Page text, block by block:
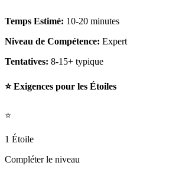
Temps Estimé: 10-20 minutes
Niveau de Compétence: Expert
Tentatives: 8-15+ typique
⭐ Exigences pour les Étoiles
⭐
1 Étoile
Compléter le niveau